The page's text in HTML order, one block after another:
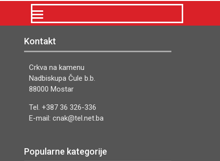
Kontakt
Crkva na kamenu
Nadbiskupa Čule b.b.
88000 Mostar
Tel. +387 36 326-336
E-mail: cnak@tel.net.ba
Popularne kategorije